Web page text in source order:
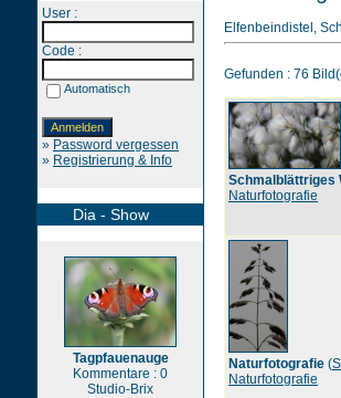
User :
Code :
Automatisch
» Password vergessen
» Registrierung & Info
Dia - Show
Tagpfauenauge
Kommentare : 0
Studio-Brix
Elfenbeindistel,
Gefunden : 76
Schmalblättriges
Naturfotografie
Naturfotografie (
Naturfotografie